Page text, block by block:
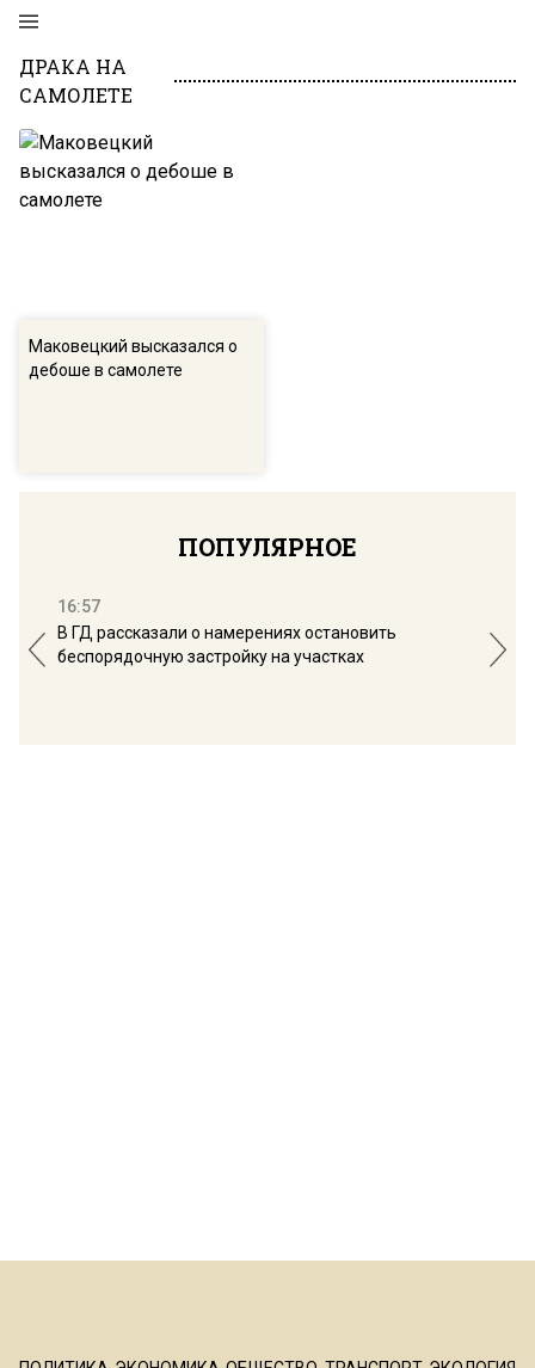
ДРАКА НА
САМОЛЕТЕ
Маковецкий высказался о
дебоше в самолете
ПОПУЛЯРНОЕ
16:57
В ГД рассказали о намерениях остановить
беспорядочную застройку на участках